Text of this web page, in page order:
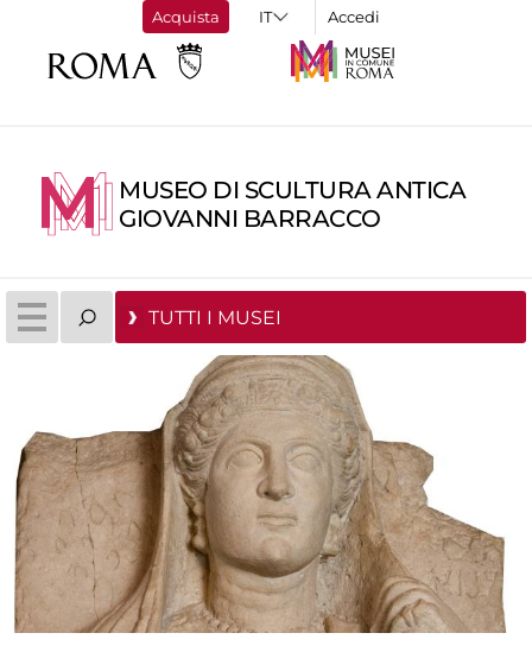
Acquista Accedi
MUSEO DI SCULTURA ANTICA
GIOVANNI BARRACCO
TUTTI I MUSEI